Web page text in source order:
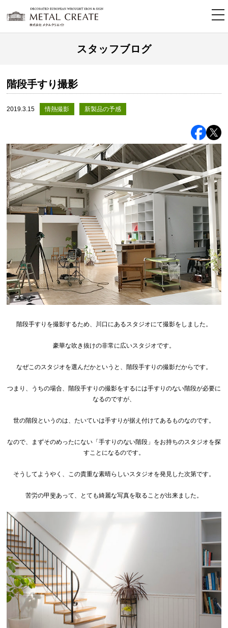
スタッフブログ
階段手すり撮影
2019.3.15 情熱撮影 新製品の予感
階段手すりを撮影するため、川口にあるスタジオにて撮影をしました。
豪華な吹き抜けの非常に広いスタジオです。
なぜこのスタジオを選んだかというと、階段手すりの撮影だからです。
つまり、うちの場合、階段手すりの撮影をするには手すりのない階段が必要に
なるのですが、
世の階段というのは、たいていは手すりが据え付けてあるものなのです。
なので、まずそのめったにない「手すりのない階段」をお持ちのスタジオを探
すことになるのです。
そうしてようやく、この貴重な素晴らしいスタジオを発見した次第です。
苦労の甲斐あって、とても綺麗な写真を取ることが出来ました。